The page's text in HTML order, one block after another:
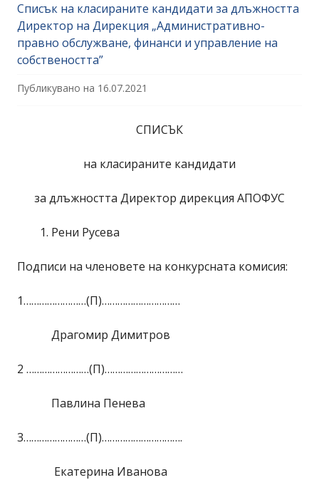
Списък на класираните кандидати за длъжността
Директор на Дирекция „Административно-
правно обслужване, финанси и управление на
собствеността”
Публикувано на 16.07.2021
СПИСЪК
на класираните кандидати
за длъжността Директор дирекция АПОФУС
Рени Русева
Подписи на членовете на конкурсната комисия:
1……………………(П)…………………………
Драгомир Димитров
2 ……………………(П)…………………………
Павлина Пенева
3……………………(П)………………………….
Екатерина Иванова